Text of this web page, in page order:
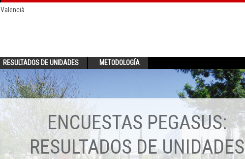
Valencià
RESULTADOS DE UNIDADES METODOLOGÍA
ENCUESTAS PEGASUS:
RESULTADOS DE UNIDADES